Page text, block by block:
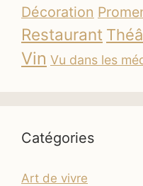
Décoration
Restaurant
Vin Vu dans les
Catégories
Art de vivre